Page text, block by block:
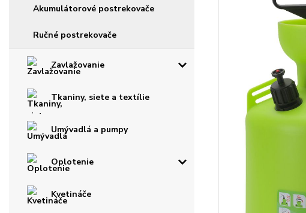
Akumulátorové postrekovače
Ručné postrekovače
Zavlažovanie
Tkaniny, siete a textílie
Umývadlá a pumpy
Oplotenie
Kvetináče